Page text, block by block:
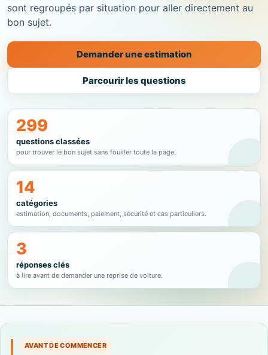
sont regroupés par situation pour aller directement au
bon sujet.
Demander une estimation
Parcourir les questions
299
questions classées
pour trouver le bon sujet sans fouiller toute la page.
14
catégories
estimation, documents, paiement, sécurité et cas particuliers.
3
réponses clés
à lire avant de demander une reprise de voiture.
AVANT DE COMMENCER